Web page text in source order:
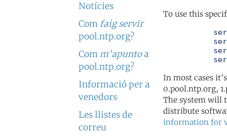
Notícies
Com faig servir
pool.ntp.org?
Com m'apuntoa
pool.ntp.org?
Informació per a
venedors
Les llistes de
correu
To use this
In most cases
0.pool.ntp.org,
The system will
distribute
information for